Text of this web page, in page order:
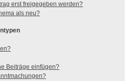
erst freigegeben werden?
als neu?
Beiträge einfügen?